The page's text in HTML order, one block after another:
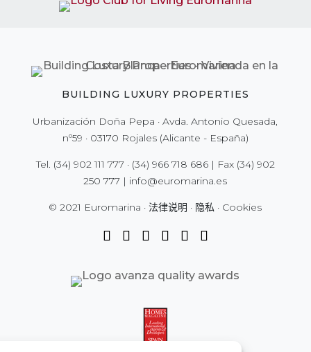
BUILDING LUXURY PROPERTIES
Urbanización Doña Pepa · Avda. Antonio Quesada,
nº59 · 03170 Rojales (Alicante - España)
Tel. (34) 902 111 777 · (34) 966 718 686| Fax (34) 902
250 777 | info@euromarina.es
© 2021 Euromarina · 法律说明 · 隐私 · Cookies